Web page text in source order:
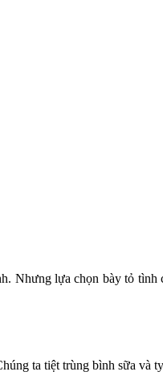
Nhưng lựa chọn bày tỏ
ta tiệt trùng bình sữa và